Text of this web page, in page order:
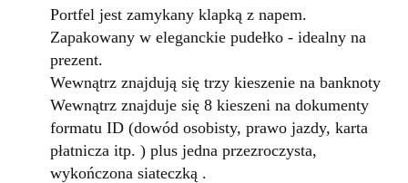
Portfel jest zamykany klapką z napem.
Zapakowany w eleganckie pudełko - idealny na
prezent.
Wewnątrz znajdują się trzy kieszenie na banknoty
Wewnątrz znajduje się 8 kieszeni na dokumenty
formatu ID (dowód osobisty, prawo jazdy, karta
płatnicza itp. ) plus jedna przezroczysta,
wykończona siateczką .